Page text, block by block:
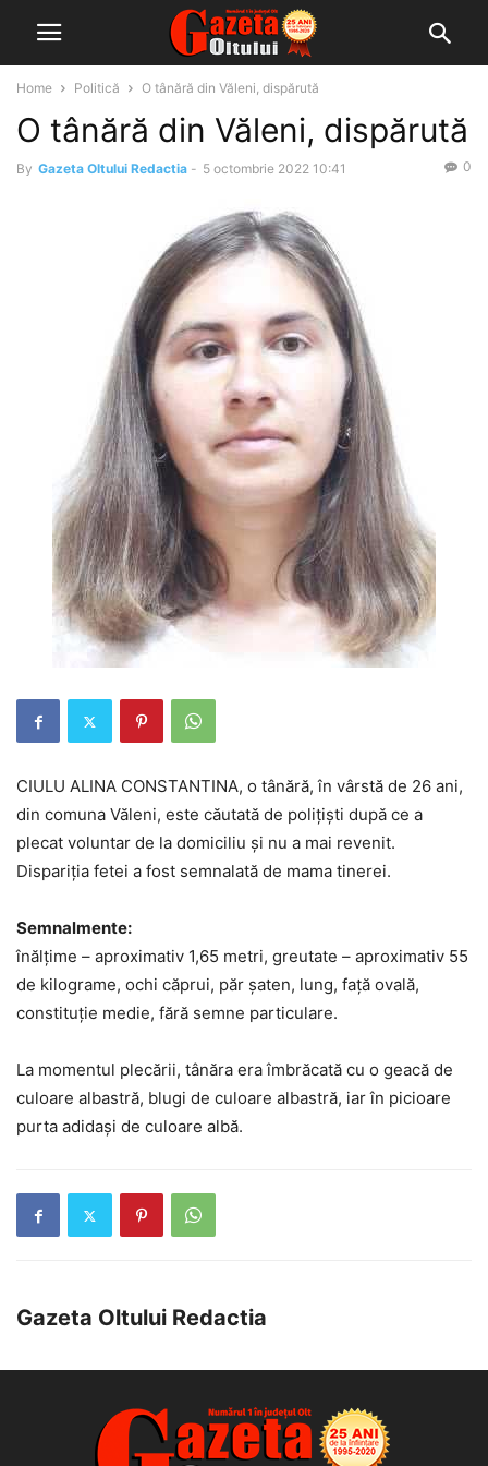
Home Politică O tânără din Văleni, dispărută
O tânără din Văleni, dispărută
By Gazeta Oltului Redactia - 5 octombrie 2022 10:41 0
CIULU ALINA CONSTANTINA, o tânără, în vârstă de 26 ani,
din comuna Văleni, este căutată de polițiști după ce a
plecat voluntar de la domiciliu și nu a mai revenit.
Dispariția fetei a fost semnalată de mama tinerei.
Semnalmente:
înălţime – aproximativ 1,65 metri, greutate – aproximativ 55
de kilograme, ochi căprui, păr șaten, lung, față ovală,
constituție medie, fără semne particulare.
La momentul plecării, tânăra era îmbrăcată cu o geacă de
culoare albastră, blugi de culoare albastră, iar în picioare
purta adidași de culoare albă.
Gazeta Oltului Redactia